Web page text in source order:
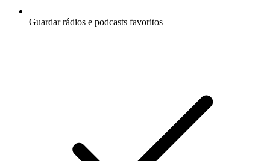
Guardar rádios e podcasts favoritos